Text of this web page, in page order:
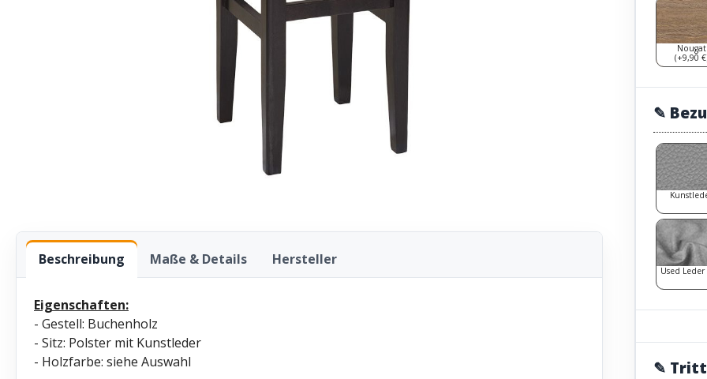
Nougat
(+9,90
✎
Used
✎
Beschreibung Maße & Details Hersteller
Eigenschaften:
- Gestell: Buchenholz
- Sitz: Polster mit Kunstleder
- Holzfarbe: siehe Auswahl